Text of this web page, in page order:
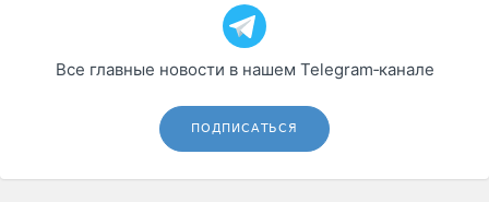
Все главные новости в нашем Telegram‑канале
ПОДПИСАТЬСЯ